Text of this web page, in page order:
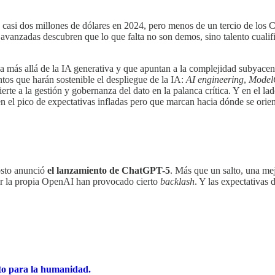
dos millones de dólares en 2024, pero menos de un tercio de
descubren que lo que falta no son demos, sino talento
más allá de la IA generativa y que apuntan a la complejidad
que harán sostenible el despliegue de la IA: AI engineering,
a la gestión y gobernanza del dato en la palanca crítica. Y en el
pico de expectativas infladas pero que marcan hacia dónde se
anunció el lanzamiento de ChatGPT-5. Más que un salto, una
la propia OpenAI han provocado cierto backlash. Y las expectativas
para la humanidad.